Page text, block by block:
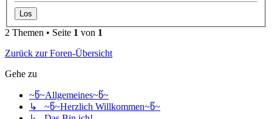
2 Themen • Seite 1 von 1
Zurück zur Foren-Übersicht
Gehe zu
~წ~Allgemeines~წ~
↳ ~წ~Herzlich Willkommen~წ~